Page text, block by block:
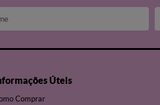
Úteis
Comprar